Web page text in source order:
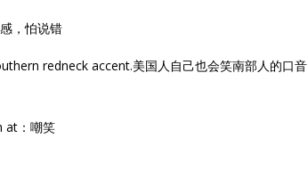
，怕说错
redneck accent.美国人自己也会笑南部人的口音
at：嘲笑